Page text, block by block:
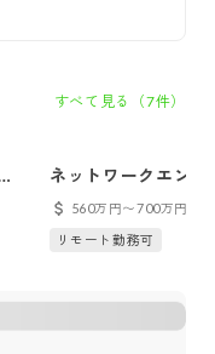
すべて見る（7件）
ネットワークエン
計・詳細設計の経
560万円〜700万円
リモート勤務可